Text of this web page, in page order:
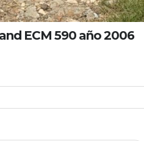
ECM 590 año 2006